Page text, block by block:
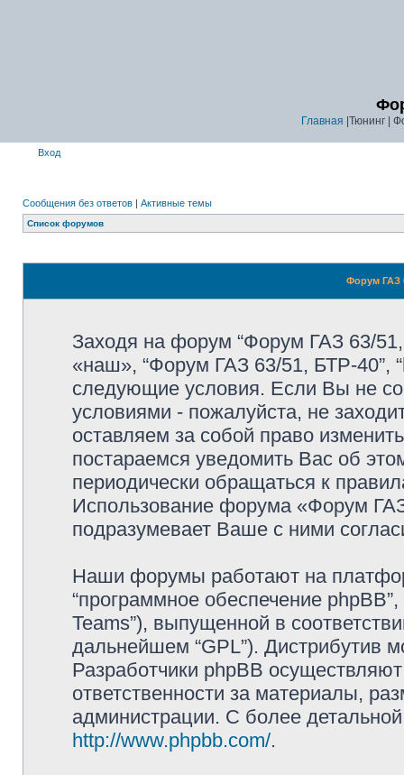
Главная |Тюнинг |
Вход
Сообщения без ответов | Активные темы
Список форумов
Форум ГАЗ
Заходя на форум “Форум ГАЗ 63/
«наш», “Форум ГАЗ 63/51, БТР-40”,
следующие условия. Если Вы не
условиями - пожалуйста, не
оставляем за собой право
постараемся уведомить Вас об
периодически обращаться к
Использование форума «Форум
подразумевает Ваше с ними
Наши форумы работают на
“программное обеспечение
Teams”), выпущенной в
дальнейшем “GPL”). Дистрибутив
Разработчики phpBB
ответственности за материалы,
администрации. С более
http://www.phpbb.com/.